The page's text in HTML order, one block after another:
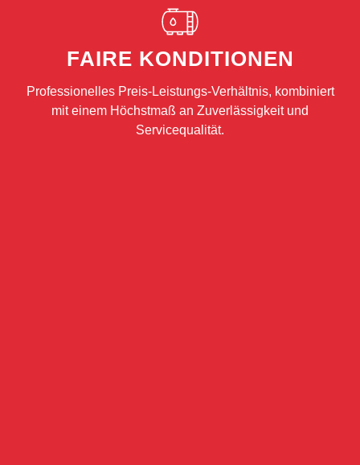
FAIRE KONDITIONEN
Professionelles Preis-Leistungs-Verhältnis, kombiniert
mit einem Höchstmaß an Zuverlässigkeit und
Servicequalität.